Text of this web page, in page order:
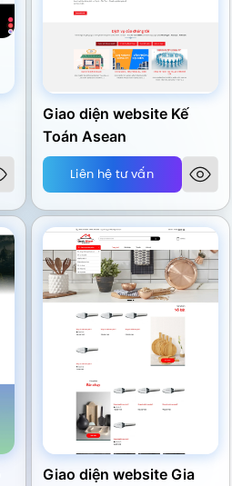
Giao diện website Kế
Toán Asean
Liên hệ tư vấn
Giao diện website Gia